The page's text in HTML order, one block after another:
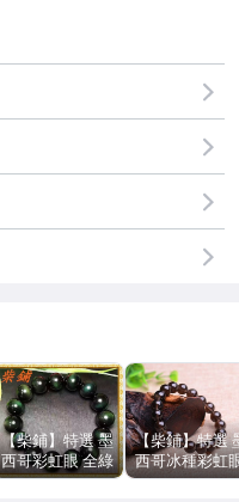
【柴鋪】特選 墨
西哥彩虹眼 全綠
眼黑曜石手鍊 顆
【柴鋪】特選
西哥冰種彩虹
黑曜石手鍊